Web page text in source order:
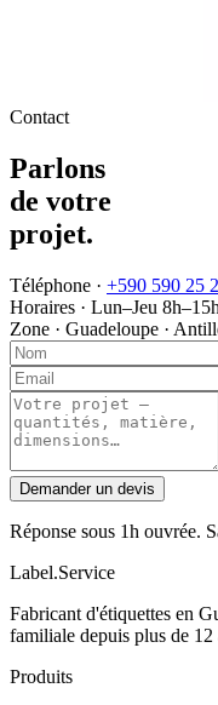
Contact
Parlons
de votre
projet.
Téléphone · +590 590 25
Horaires · Lun–Jeu
Zone · Guadeloupe ·
Demander un devis
Réponse sous 1h ouvrée.
Label.Service
Fabricant d'étiquettes en
familiale depuis plus de 12
Produits